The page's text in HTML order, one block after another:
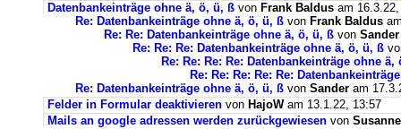
Datenbankeinträge ohne ä, ö, ü, ß von Frank Baldus am
Re: Datenbankeinträge ohne ä, ö, ü, ß von Frank Baldus
Re: Re: Datenbankeinträge ohne ä, ö, ü, ß von Sander
Re: Re: Re: Datenbankeinträge ohne ä, ö, ü, ß
Re: Re: Re: Re: Datenbankeinträge ohne ä,
Re: Re: Re: Re: Re:
Re: Datenbankeinträge ohne ä, ö, ü, ß von Sander am
Felder in Formular deaktivieren von HajoWam 13.1.22, 13:57
Mails an google adressen werden zurückgewiesen von Susanne